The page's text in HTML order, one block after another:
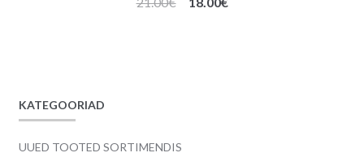
KATEGOORIAD
UUED TOOTED SORTIMENDIS